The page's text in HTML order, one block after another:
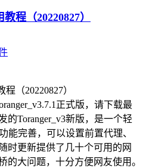
程（20220827）
正式版，请下载最
的Toranger_v3新版，是一个轻
能完善，可以设置前置代理、
时更新提供了几十个可用的网
的大问题，十分方便网友使用。